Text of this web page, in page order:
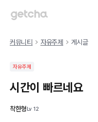
커뮤니티 자유주제 게시글
자유주제
시간이 빠르네요
착한형Lv 12